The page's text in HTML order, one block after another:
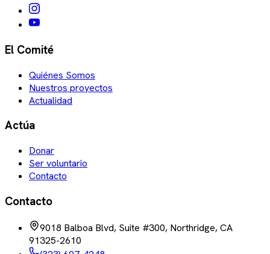
El Comité
Quiénes Somos
Nuestros proyectos
Actualidad
Actúa
Donar
Ser voluntario
Contacto
Contacto
9018 Balboa Blvd, Suite #300, Northridge, CA
91325-2610